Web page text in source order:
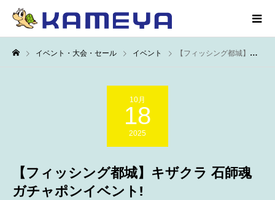
イベント・大会・セール イベント 【フィッシング都城】キザクラ 石師魂ガチャポンイベント!
10月
18
2025
【フィッシング都城】キザクラ 石師魂
ガチャポンイベント!